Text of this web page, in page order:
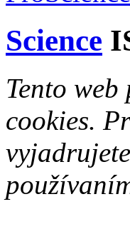
Science
Tento
cookies.